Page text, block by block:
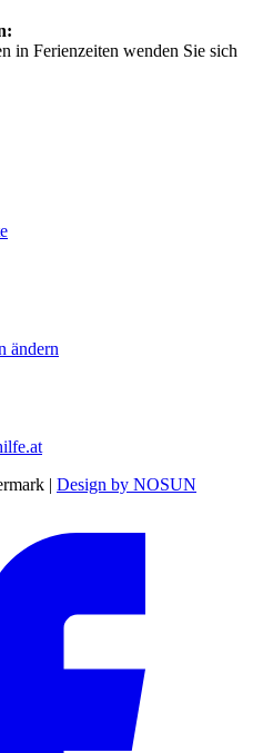
in Ferienzeiten wenden Sie sich
ändern
| Design by NOSUN